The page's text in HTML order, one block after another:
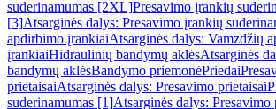
suderinamumas [2XL]Presavimo įrankių
[3]Atsarginės dalys: Presavimo įrankių
apdirbimo įrankiaiAtsarginės dalys: Vamzdžių
įrankiaiHidraulinių bandymų aklėsAtsarginės
bandymų aklėsBandymo priemonėPriedai
prietaisaiAtsarginės dalys: Presavimo prietaisai
suderinamumas [1]Atsarginės dalys: Presavimo